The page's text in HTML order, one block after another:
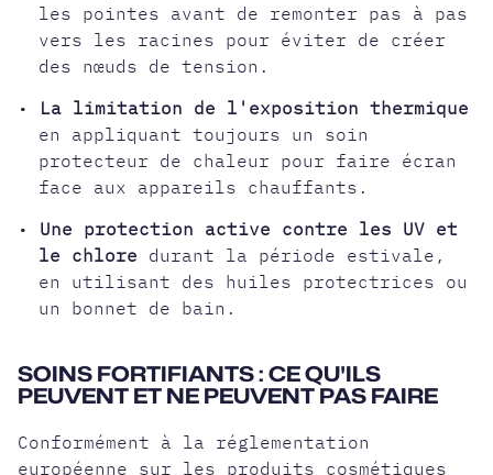
les pointes avant de remonter pas à pas
vers les racines pour éviter de créer
des nœuds de tension.
• La limitation de l'exposition thermique
en appliquant toujours un soin
protecteur de chaleur pour faire écran
face aux appareils chauffants.
• Une protection active contre les UV et
le chlore durant la période estivale,
en utilisant des huiles protectrices ou
un bonnet de bain.
SOINS FORTIFIANTS : CE QU'ILS
PEUVENT ET NE PEUVENT PAS FAIRE
Conformément à la réglementation
européenne sur les produits cosmétiques